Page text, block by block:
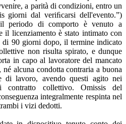
a parità di condizioni, entro un
giorni dal veriﬁcarsi dell'evento.”)
periodo di comporto è venuto a
il licenziamento è stato intimato con
di 90 giorni dopo, il termine indicato
non risulta spirato, e dunque
in capo al lavoratore del mancato
alcuna condotta contraria a buona
di lavoro, avendo questi agito nei
collettivo. Omissis del
integralmente respinta nel
i vizi dedotti.